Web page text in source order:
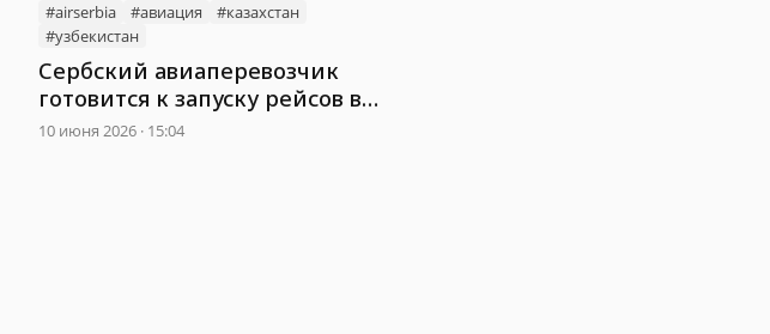
#airserbia #авиация
#казахстан
#узбекистан
Сербский авиаперевозчик
готовится к запуску рейсов в
Казахстан и Узбекистан
10 июня 2026 · 15:04